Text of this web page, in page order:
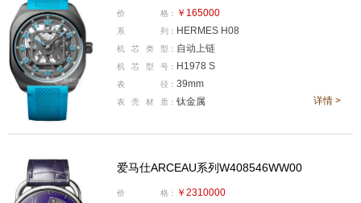
价 格： ￥165000
系 列： HERMES H08
机 芯 类 型： 自动上链
机 芯 型 号： H1978 S
表 径： 39mm
表 壳 材 质： 钛金属 详情 >
爱马仕ARCEAU系列W408546WW00
价 格： ￥2310000